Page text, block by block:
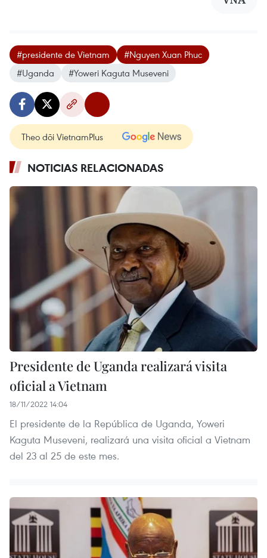
#presidente de Vietnam
#Nguyen Xuan Phuc
#Uganda
#Yoweri Kaguta Museveni
Theo dõi VietnamPlus
NOTICIAS RELACIONADAS
Presidente de Uganda realizará visita
oficial a Vietnam
18/11/2022 14:04
El presidente de la República de Uganda, Yoweri
Kaguta Museveni, realizará una visita oficial a Vietnam
del 23 al 25 de este mes.